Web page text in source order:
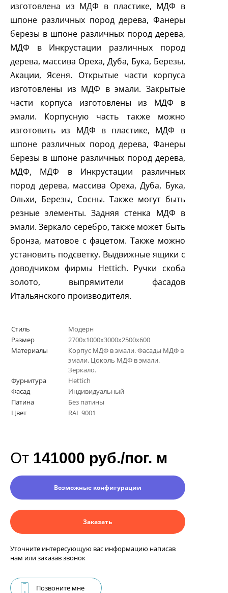
изготовлена из МДФ в пластике, МДФ в
шпоне различных пород дерева, Фанеры
березы в шпоне различных пород дерева,
МДФ в Инкрустации различных пород
дерева, массива Ореха, Дуба, Бука, Березы,
Акации, Ясеня. Открытые части корпуса
изготовлены из МДФ в эмали. Закрытые
части корпуса изготовлены из МДФ в
эмали. Корпусную часть также можно
изготовить из МДФ в пластике, МДФ в
шпоне различных пород дерева, Фанеры
березы в шпоне различных пород дерева,
МДФ, МДФ в Инкрустации различных
пород дерева, массива Ореха, Дуба, Бука,
Ольхи, Березы, Сосны. Также могут быть
резные элементы. Задняя стенка МДФ в
эмали. Зеркало серебро, также может быть
бронза, матовое с фацетом. Также можно
установить подсветку. Выдвижные ящики с
доводчиком фирмы Hettich. Ручки скоба
золото, выпрямители фасадов
Итальянского производителя.
Стиль
Модерн
Размер
2700х1000х3000х2500х600
Материалы
Корпус МДФ в эмали. Фасады МДФ в
эмали. Цоколь МДФ в эмали.
Зеркало.
Фурнитура
Hettich
Фасад
Индивидуальный
Патина
Без патины
Цвет
RAL 9001
От 141000 руб./пог. м
Возможные конфигурации
Заказать
Уточните интересующую вас информацию написав
нам или заказав звонок
Позвоните мне